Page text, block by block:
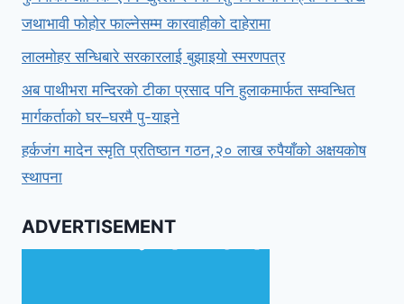
जथाभावी फोहोर फाल्नेसम्म कारवाहीको दाहेरामा
लालमोहर सन्धिबारे सरकारलाई बुझाइयो स्मरणपत्र
अब पाथीभरा मन्दिरको टीका प्रसाद पनि हुलाकमार्फत सम्वन्धित
मार्गकर्ताको घर–घरमै पु-याइने
हर्कजंग मादेन स्मृति प्रतिष्ठान गठन,२० लाख रुपैयाँको अक्षयकोष
स्थापना
ADVERTISEMENT